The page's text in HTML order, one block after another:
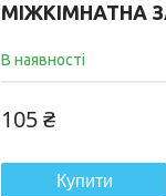
МІЖКІМНАТНА
В наявності
105 ₴
Купити